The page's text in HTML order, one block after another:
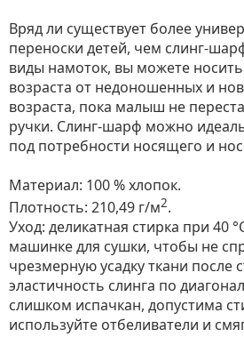
Вряд ли существует более
переноски детей, чем слинг-
виды намоток, вы можете
возраста от недоношенных и
возраста, пока малыш не
ручки. Слинг-шарф можно
под потребности носящего и
Материал: 100 % хлопок.
Плотность: 210,49 г/м2.
Уход: деликатная стирка при 40
машинке для сушки, чтобы не
чрезмерную усадку ткани после
эластичность слинга по
слишком испачкан, допустима
используйте отбеливатели и